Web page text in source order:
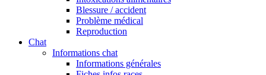
Blessure / accident
Problème médical
Reproduction
Chat
Informations chat
Informations générales